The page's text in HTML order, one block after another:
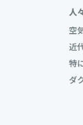
人
空
近
特
ダ